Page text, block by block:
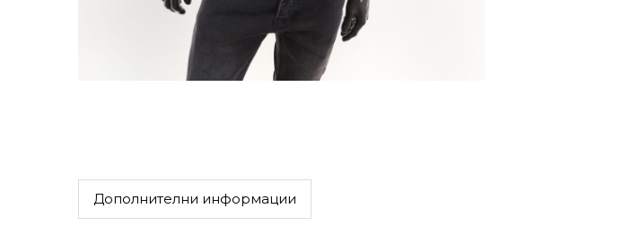
Дополнителни информации